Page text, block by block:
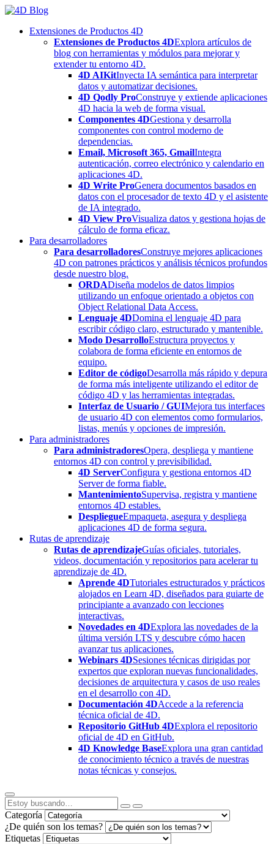
Skip
contentExtensiones de Productos 4D
Extensiones de Productos 4DExplora artículos de
blog con herramientas y módulos para mejorar y
extender tu entorno 4D.
4D AIKitInyecta IA semántica para interpretar
datos y automatizar decisiones.
4D Qodly ProConstruye y extiende aplicaciones
4D hacia la web de forma visual.
Componentes 4DGestiona y desarrolla
componentes con control moderno de
dependencias.
Email, Microsoft 365, GmailIntegra
autenticación, correo electrónico y calendario en
aplicaciones 4D.
4D Write ProGenera documentos basados en
datos con el procesador de texto 4D y el asistente
de IA integrado.
4D View ProVisualiza datos y gestiona hojas de
cálculo de forma eficaz.
Para desarrolladores
Para desarrolladoresConstruye mejores aplicaciones
4D con patrones prácticos y análisis técnicos profundos
desde nuestro blog.
ORDADiseña modelos de datos limpios
utilizando un enfoque orientado a objetos con
Object Relational Data Access.
Lenguaje 4DDomina el lenguaje 4D para
escribir código claro, estructurado y mantenible.
Modo DesarrolloEstructura proyectos y
colabora de forma eficiente en entornos de
equipo.
Editor de códigoDesarrolla más rápido y depura
de forma más inteligente utilizando el editor de
código 4D y las herramientas integradas.
Interfaz de Usuario / GUIMejora tus interfaces
de usuario 4D con elementos como formularios,
listas, menús y opciones de impresión.
Para administradores
Para administradoresOpera, despliega y mantiene
entornos 4D con control y previsibilidad.
4D ServerConfigura y gestiona entornos 4D
Server de forma fiable.
MantenimientoSupervisa, registra y mantiene
entornos 4D estables.
DespliegueEmpaqueta, asegura y despliega
aplicaciones 4D de forma segura.
Rutas de aprendizaje
Rutas de aprendizajeGuías oficiales, tutoriales,
videos, documentación y repositorios para acelerar tu
aprendizaje de 4D.
Aprende 4DTutoriales estructurados y prácticos
alojados en Learn 4D, diseñados para guiarte de
principiante a avanzado con lecciones
interactivas.
Novedades en 4DExplora las novedades de la
última versión LTS y descubre cómo hacen
avanzar tus aplicaciones.
Webinars 4DSesiones técnicas dirigidas por
expertos que exploran nuevas funcionalidades,
decisiones de arquitectura y casos de uso reales
en el desarrollo con 4D.
Documentación 4DAccede a la referencia
técnica oficial de 4D.
Repositorio GitHub 4DExplora el repositorio
oficial de 4D en GitHub.
4D Knowledge BaseExplora una gran cantidad
de conocimiento técnico a través de nuestras
notas técnicas y consejos.
Categoría
¿De quién son los temas?
Etiquetas